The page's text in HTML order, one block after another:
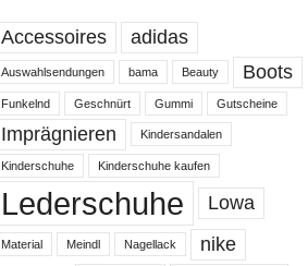
Accessoires adidas
Auswahlsendungen bama Beauty Boots
Funkelnd Geschnürt Gummi Gutscheine
Imprägnieren Kindersandalen
Kinderschuhe Kinderschuhe kaufen
Lederschuhe Lowa
Material Meindl Nagellack nike